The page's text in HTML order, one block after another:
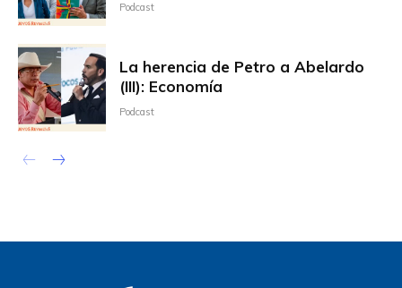
Podcast
La herencia de Petro a Abelardo
(III): Economía
Podcast